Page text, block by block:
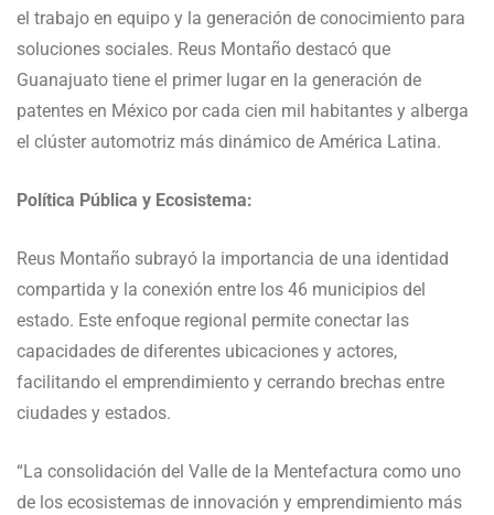
el trabajo en equipo y la generación de conocimiento para
soluciones sociales. Reus Montaño destacó que
Guanajuato tiene el primer lugar en la generación de
patentes en México por cada cien mil habitantes y alberga
el clúster automotriz más dinámico de América Latina.
Política Pública y Ecosistema:
Reus Montaño subrayó la importancia de una identidad
compartida y la conexión entre los 46 municipios del
estado. Este enfoque regional permite conectar las
capacidades de diferentes ubicaciones y actores,
facilitando el emprendimiento y cerrando brechas entre
ciudades y estados.
“La consolidación del Valle de la Mentefactura como uno
de los ecosistemas de innovación y emprendimiento más